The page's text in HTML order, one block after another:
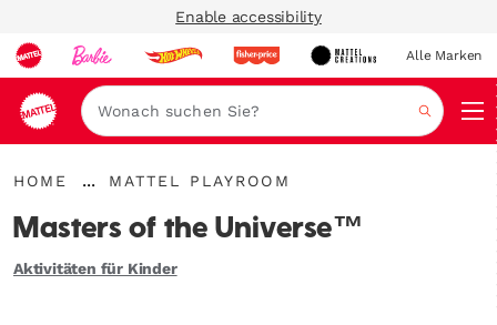
Enable accessibility
Alle Marken
Suche
{"key":"Home","value":"\/de-
HOME
...
aufklappen
{"key":"Mattel
de\/blogs\/playroom"}
MATTEL PLAYROOM
Masters of the Universe™
Aktivitäten für Kinder